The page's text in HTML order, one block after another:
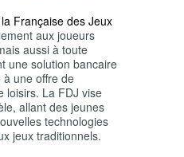
la Française des Jeux
aux joueurs
aussi à toute
une solution bancaire
une offre de
loisirs. La FDJ vise
allant des jeunes
technologies
jeux traditionnels.